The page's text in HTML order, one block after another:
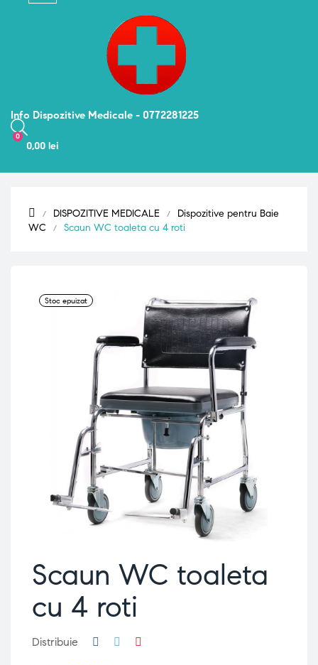
Info Dispozitive Medicale - 0772281225
0
0,00 lei
DISPOZITIVE MEDICALE
Dispozitive pentru Baie
WC
Scaun WC toaleta cu 4 roti
Stoc epuizat
Scaun WC toaleta
cu 4 roti
Distribuie